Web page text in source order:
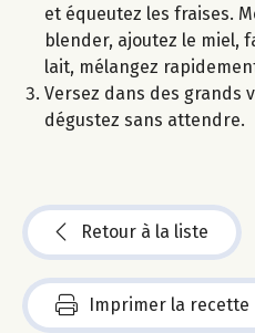
et équeutez les fraises.
blender, ajoutez le miel,
lait, mélangez
Versez dans des grands
dégustez sans attendre.
Retour à la liste
Imprimer la recette